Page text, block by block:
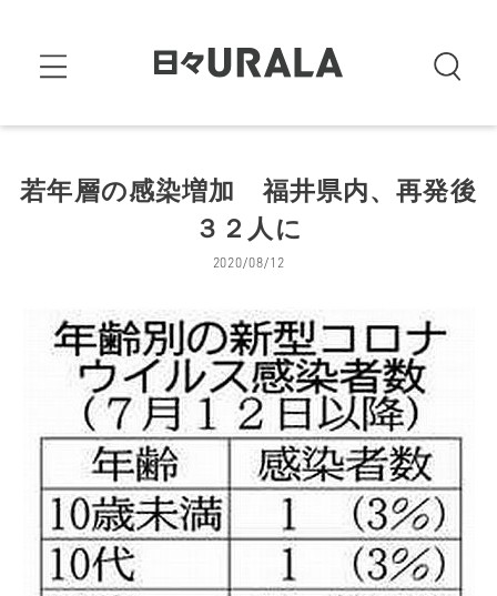
若年層の感染増加 福井県内、再発後
３２人に
2020/08/12